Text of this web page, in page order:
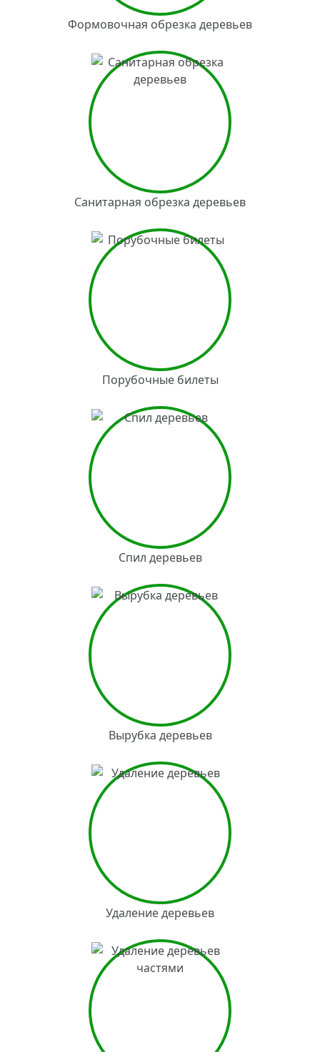
Формовочная обрезка деревьев
Санитарная обрезка деревьев
Порубочные билеты
Спил деревьев
Вырубка деревьев
Удаление деревьев